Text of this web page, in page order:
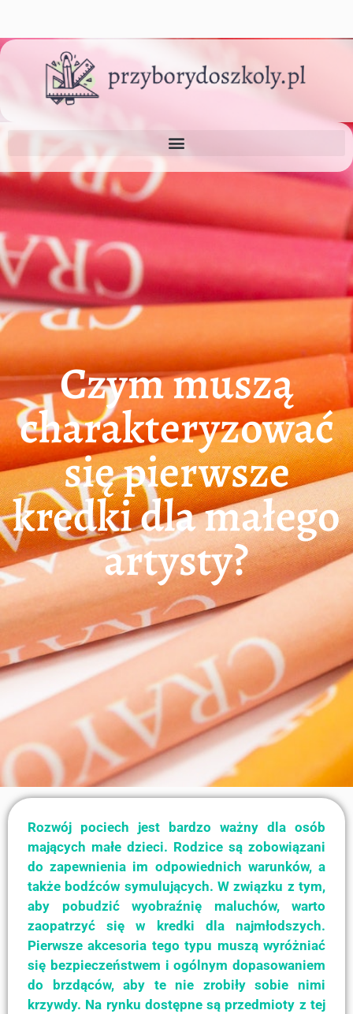
Czym muszą
charakteryzować
się pierwsze
kredki dla małego
artysty?
Rozwój pociech jest bardzo ważny dla osób
mających małe dzieci. Rodzice są zobowiązani
do zapewnienia im odpowiednich warunków, a
także bodźców symulujących. W związku z tym,
aby pobudzić wyobraźnię maluchów, warto
zaopatrzyć się w kredki dla najmłodszych.
Pierwsze akcesoria tego typu muszą wyróżniać
się bezpieczeństwem i ogólnym dopasowaniem
do brzdąców, aby te nie zrobiły sobie nimi
krzywdy. Na rynku dostępne są przedmioty z tej